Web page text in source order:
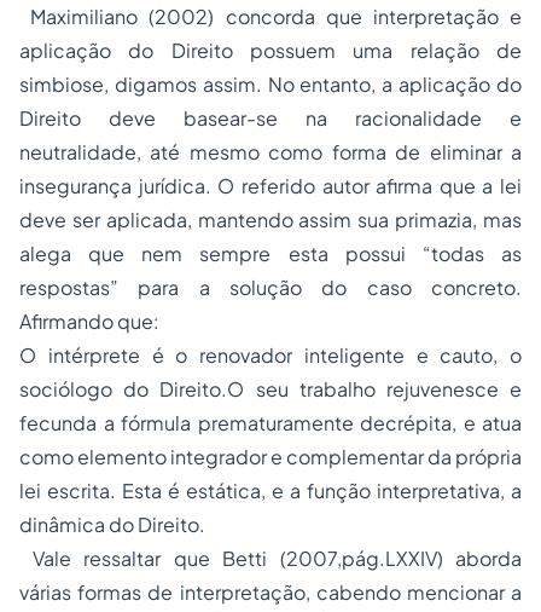
Maximiliano (2002) concorda que interpretação e
aplicação do Direito possuem uma relação de
simbiose, digamos assim. No entanto, a aplicação do
Direito deve basear-se na racionalidade e
neutralidade, até mesmo como forma de eliminar a
insegurança jurídica. O referido autor afirma que a lei
deve ser aplicada, mantendo assim sua primazia, mas
alega que nem sempre esta possui “todas as
respostas” para a solução do caso concreto.
Afirmando que:
O intérprete é o renovador inteligente e cauto, o
sociólogo do Direito.O seu trabalho rejuvenesce e
fecunda a fórmula prematuramente decrépita, e atua
como elemento integrador e complementar da própria
lei escrita. Esta é estática, e a função interpretativa, a
dinâmica do Direito.
Vale ressaltar que Betti (2007,pág.LXXIV) aborda
várias formas de interpretação, cabendo mencionar a